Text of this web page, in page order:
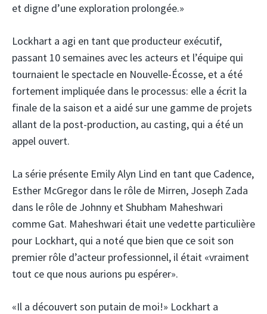
et digne d’une exploration prolongée.»
Lockhart a agi en tant que producteur exécutif,
passant 10 semaines avec les acteurs et l’équipe qui
tournaient le spectacle en Nouvelle-Écosse, et a été
fortement impliquée dans le processus: elle a écrit la
finale de la saison et a aidé sur une gamme de projets
allant de la post-production, au casting, qui a été un
appel ouvert.
La série présente Emily Alyn Lind en tant que Cadence,
Esther McGregor dans le rôle de Mirren, Joseph Zada ​​
dans le rôle de Johnny et Shubham Maheshwari
comme Gat. Maheshwari était une vedette particulière
pour Lockhart, qui a noté que bien que ce soit son
premier rôle d’acteur professionnel, il était «vraiment
tout ce que nous aurions pu espérer».
«Il a découvert son putain de moi!» Lockhart a